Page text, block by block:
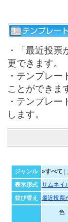
・「最近投
更できます。
・テンプレ
ことができま
・テンプレ
します。
ジャンル »すべて
表示形式
サムネイ
並び替え
最近投票
色: